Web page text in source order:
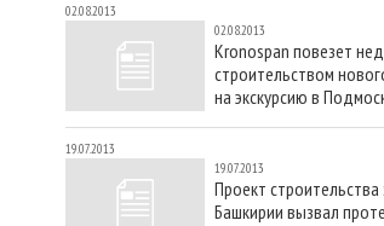
02.08.2013
02.08.2013
Kronospan повезет
строительством
на экскурсию в
19.07.2013
19.07.2013
Проект
Башкирии вызвал